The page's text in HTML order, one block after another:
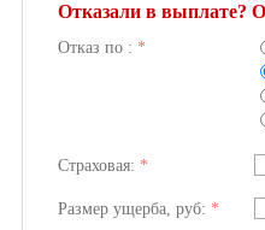
Отказали в выплате?
Отказ по : *
Страховая: *
Размер ущерба, руб: *